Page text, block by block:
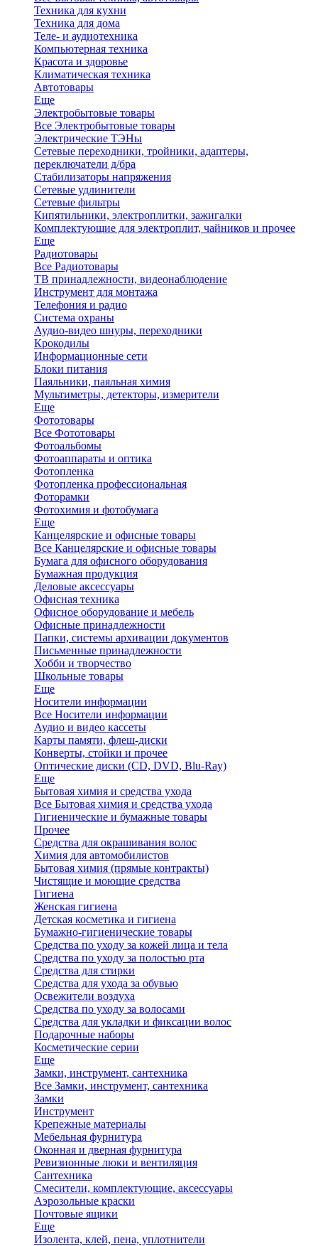
Техника для кухни
Техника для дома
Теле- и аудиотехника
Компьютерная техника
Красота и здоровье
Климатическая техника
Автотовары
Еще
Электробытовые товары
Все Электробытовые товары
Электрические ТЭНы
Сетевые переходники, тройники, адаптеры,
переключатели д/бра
Стабилизаторы напряжения
Сетевые удлинители
Сетевые фильтры
Кипятильники, электроплитки, зажигалки
Комплектующие для электроплит, чайников и прочее
Еще
Радиотовары
Все Радиотовары
ТВ принадлежности, видеонаблюдение
Инструмент для монтажа
Телефония и радио
Система охраны
Аудио-видео шнуры, переходники
Крокодилы
Информационные сети
Блоки питания
Паяльники, паяльная химия
Мультиметры, детекторы, измерители
Еще
Фототовары
Все Фототовары
Фотоальбомы
Фотоаппараты и оптика
Фотопленка
Фотопленка профессиональная
Фоторамки
Фотохимия и фотобумага
Еще
Канцелярские и офисные товары
Все Канцелярские и офисные товары
Бумага для офисного оборудования
Бумажная продукция
Деловые аксессуары
Офисная техника
Офисное оборудование и мебель
Офисные принадлежности
Папки, системы архивации документов
Письменные принадлежности
Хобби и творчество
Школьные товары
Еще
Носители информации
Все Носители информации
Аудио и видео кассеты
Карты памяти, флеш-диски
Конверты, стойки и прочее
Оптические диски (CD, DVD, Blu-Ray)
Еще
Бытовая химия и средства ухода
Все Бытовая химия и средства ухода
Гигиенические и бумажные товары
Прочее
Средства для окрашивания волос
Химия для автомобилистов
Бытовая химия (прямые контракты)
Чистящие и моющие средства
Гигиена
Женская гигиена
Детская косметика и гигиена
Бумажно-гигиенические товары
Средства по уходу за кожей лица и тела
Средства по уходу за полостью рта
Средства для стирки
Средства для ухода за обувью
Освежители воздуха
Средства по уходу за волосами
Средства для укладки и фиксации волос
Подарочные наборы
Косметические серии
Еще
Замки, инструмент, сантехника
Все Замки, инструмент, сантехника
Замки
Инструмент
Крепежные материалы
Мебельная фурнитура
Оконная и дверная фурнитура
Ревизионные люки и вентиляция
Сантехника
Смесители, комплектующие, аксессуары
Аэрозольные краски
Почтовые ящики
Еще
Изолента, клей, пена, уплотнители